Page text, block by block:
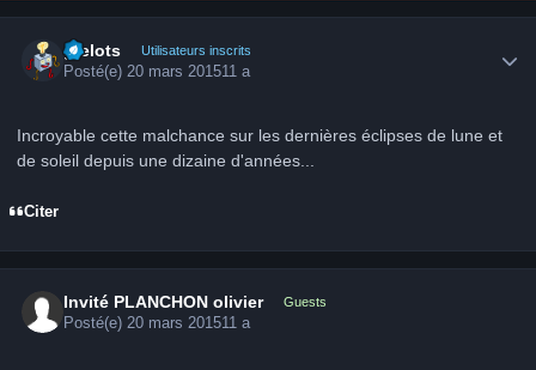
grelots Utilisateurs inscrits
Posté(e)20 mars 201511 a
Incroyable cette malchance sur les dernières éclipses de lune et
de soleil depuis une dizaine d'années...
Citer
Invité PLANCHON olivier Guests
Posté(e)20 mars 201511 a